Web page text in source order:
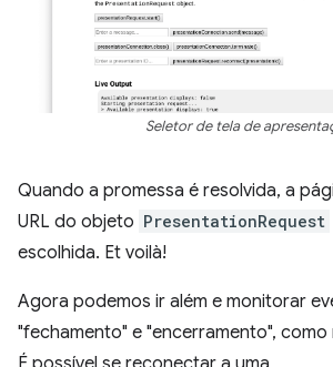
Seletor de tela de
Quando a promessa é resolvida, a
URL do objeto PresentationRequest
escolhida. Et voilà!
Agora podemos ir além e monitorar
"fechamento" e "encerramento",